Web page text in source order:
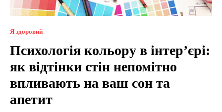
Я здоровий
Психологія кольору в інтер’єрі:
як відтінки стін непомітно
впливають на ваш сон та
апетит